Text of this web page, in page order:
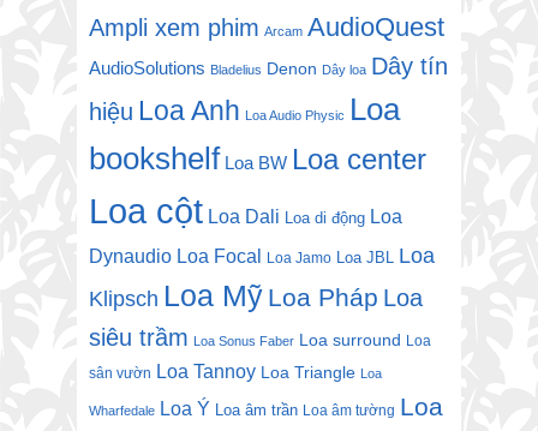
Ampli xem phim Arcam AudioQuest
AudioSolutions Bladelius Denon Dây loa Dây tín
hiệu Loa Anh Loa Audio Physic Loa
bookshelf Loa BW Loa center
Loa cột Loa Dali Loa di động Loa
Dynaudio Loa Focal Loa Jamo Loa JBL
Loa
Klipsch Loa Mỹ Loa Pháp Loa
siêu trầm Loa Sonus Faber Loa surround Loa
sân vườn Loa Tannoy Loa Triangle Loa
Wharfedale Loa Ý Loa âm trần Loa âm tường Loa